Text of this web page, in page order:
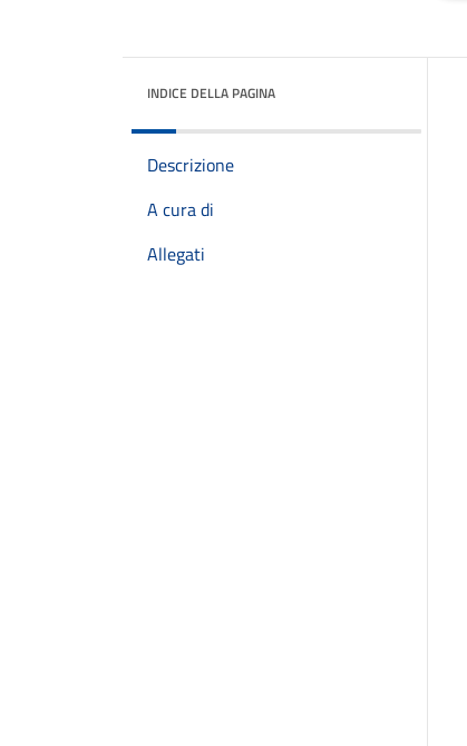
INDICE DELLA PAGINA
Descrizione
A cura di
Allegati